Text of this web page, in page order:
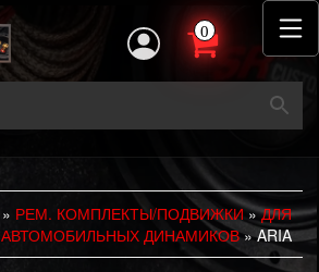
0
» РЕМ. КОМПЛЕКТЫ/ПОДВИЖКИ»ДЛЯ
АВТОМОБИЛЬНЫХ ДИНАМИКОВ» ARIA